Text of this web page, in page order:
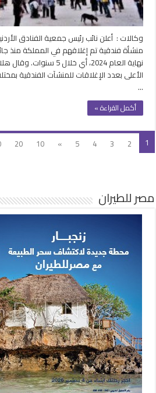
نهاية العام 2024، أي
…
أكمل القراءة »
1
2
3
4
5
»
10
20
مصر للطيران